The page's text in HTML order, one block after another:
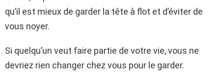
qu’il est mieux de garder la tête à flot et d’éviter de
vous noyer.
Si quelqu’un veut faire partie de votre vie, vous ne
devriez rien changer chez vous pour le garder.